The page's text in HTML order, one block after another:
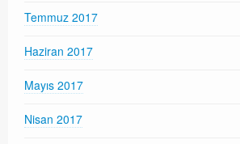
Temmuz 2017
Haziran 2017
Mayıs 2017
Nisan 2017